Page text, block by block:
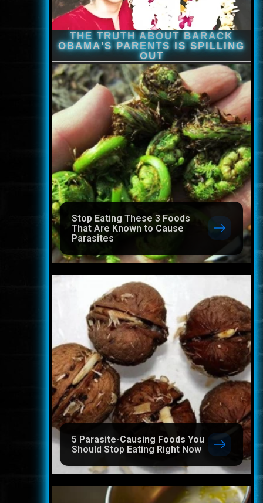
Stop Eating These 3 Foods
That Are Known to Cause
Parasites
5 Parasite-Causing Foods You
Should Stop Eating Right Now